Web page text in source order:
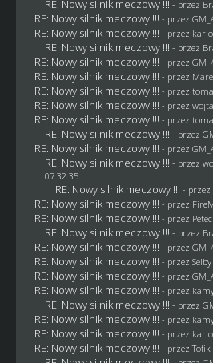
RE: Nowy silnik meczowy !!! - przez
RE: Nowy silnik meczowy !!! - przez
RE: Nowy silnik meczowy !!! - przez
RE: Nowy silnik meczowy !!! - przez
RE: Nowy silnik meczowy !!! - przez
RE: Nowy silnik meczowy !!! - przez
RE: Nowy silnik meczowy !!! - przez
RE: Nowy silnik meczowy !!! - przez
RE: Nowy silnik meczowy !!! - przez
RE: Nowy silnik meczowy !!! - przez
RE: Nowy silnik meczowy !!! - przez
RE: Nowy silnik meczowy !!! - przez
07:32:35
RE: Nowy silnik meczowy !!! - przez
RE: Nowy silnik meczowy !!! - przez
RE: Nowy silnik meczowy !!! - przez
RE: Nowy silnik meczowy !!! - przez
RE: Nowy silnik meczowy !!! - przez
RE: Nowy silnik meczowy !!! - przez Selby
RE: Nowy silnik meczowy !!! - przez
RE: Nowy silnik meczowy !!! - przez
RE: Nowy silnik meczowy !!! - przez
RE: Nowy silnik meczowy !!! - przez
RE: Nowy silnik meczowy !!! - przez
RE: Nowy silnik meczowy !!! - przezTofik